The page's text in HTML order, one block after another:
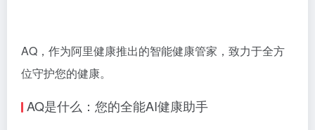
AQ，作为阿里健康推出的智能健康管家，致力于全方
位守护您的健康。
AQ是什么：您的全能AI健康助手